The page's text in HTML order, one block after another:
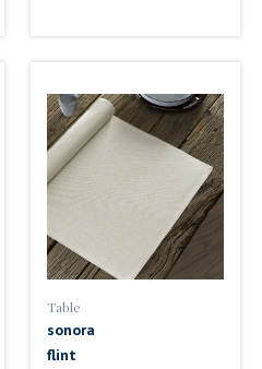
Table
sonora
flint